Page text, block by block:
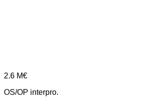
2.6 M€
OS/OP interpro.